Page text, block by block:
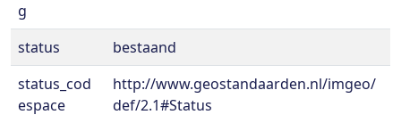
g
status
bestaand
status_cod
espace
http://www.geostandaarden.nl/imgeo/
def/2.1#Status